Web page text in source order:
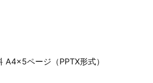
A4×5ページ（PPTX形式）